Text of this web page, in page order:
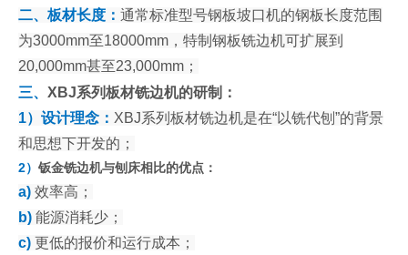
二、板材长度： 通常标准型号钢板坡口机的钢板长度范围
为3000mm至18000mm，特制钢板铣边机可扩展到
20,000mm甚至23,000mm；
三、 XBJ系列板材铣边机的研制：
1）设计理念： XBJ系列板材铣边机是在“以铣代刨”的背景
和思想下开发的；
2） 钣金铣边机与刨床相比的优点：
a) 效率高；
b) 能源消耗少；
c) 更低的报价和运行成本；